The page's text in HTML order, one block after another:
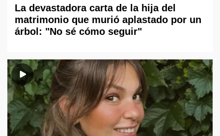
La devastadora carta de la hija del
matrimonio que murió aplastado por un
árbol: "No sé cómo seguir"